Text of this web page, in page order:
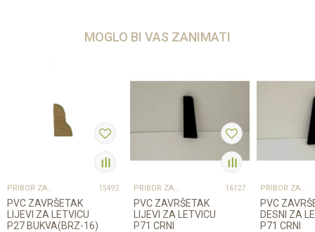
MOGLO BI VAS ZANIMATI
PRIBOR ZA UGRADNJU PODOVA – SVE NA JEDNOM MJESTU 15492
PVC ZAVRŠETAK
LIJEVI ZA LETVICU
P27 BUKVA(BRZ-16)
PRIBOR ZA UGRADNJU PODOVA – SVE NA JEDNOM MJESTU 16127
PVC ZAVRŠETAK
LIJEVI ZA LETVICU
P71 CRNI
PRIBOR ZA UGRADNJU PODOVA – SVE NA JEDNOM MJESTU
PVC
DESNI ZA
P71 CRNI